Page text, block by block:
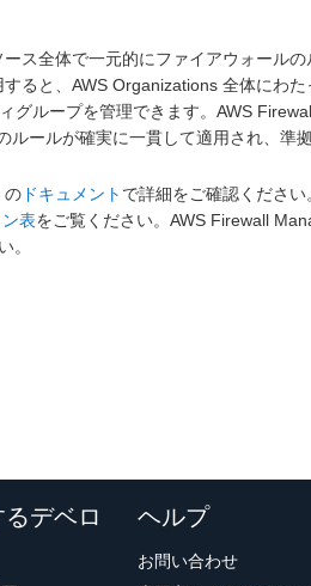
ス全体で一元的にファイアウォール
ると、AWS Organizations 全体にわ
グループを管理できます。AWS
ールが確実に一貫して適用され、準
の ドキュメント で詳細をご確認くださ
表をご覧ください。AWS Firewall
。
デベロ
ヘルプ
お問い合わせ